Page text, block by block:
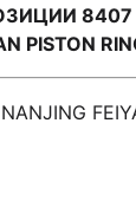
8407
PISTON